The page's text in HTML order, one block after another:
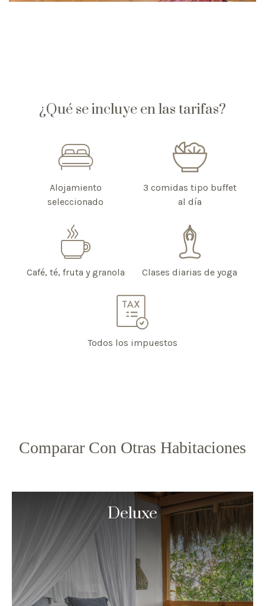
¿Qué se incluye en las tarifas?
Alojamiento
seleccionado
3 comidas tipo buffet
al día
Café, té, fruta y granola Clases diarias de yoga
Todos los impuestos
Comparar Con Otras Habitaciones
Deluxe